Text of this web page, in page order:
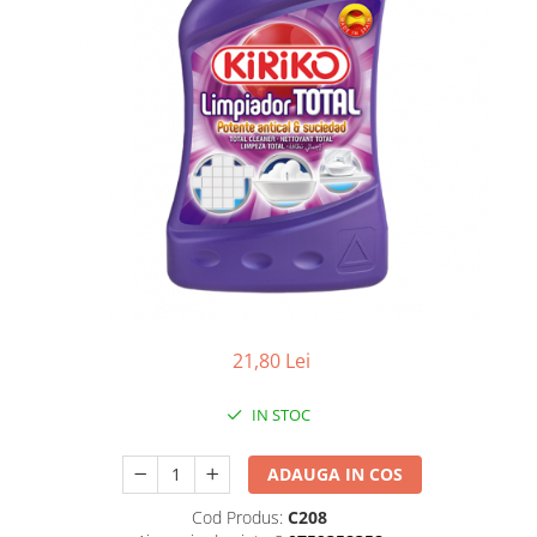
Solutii suprafete bucatarie
Prosoape de hartie si servetele
Folii si pungi alimentare
Vesela de unica folosinta
intretinere masina spalat vase
Dezinfectat toaleta
21,80 Lei
IN STOC
ADAUGA IN COS
Cod Produs: C208